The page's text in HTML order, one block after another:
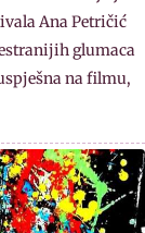
Ana Petričić
glumaca
na filmu,